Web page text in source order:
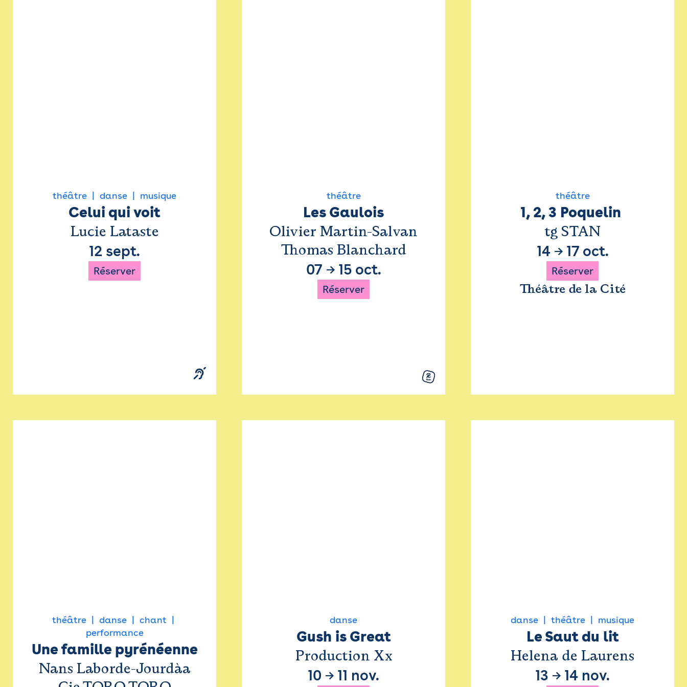
théâtre danse musique
Celui qui voit
Lucie Lataste
12 sept.
Réserver
théâtre
Les Gaulois
Olivier Martin-Salvan
Thomas Blanchard
07 → 15 oct.
Réserver
théâtre
1, 2, 3 Poquelin
tg STAN
14→ 17 oct.
Réserver
Théâtre de la Cité
théâtre danse
chant
performance
Une famille pyrénéenne
Nans Laborde-Jourdàa
danse
Gush is Great
Production Xx
10 → 11 nov.
danse théâtre musique
Le Saut du lit
Helena de Laurens
13 → 14 nov.